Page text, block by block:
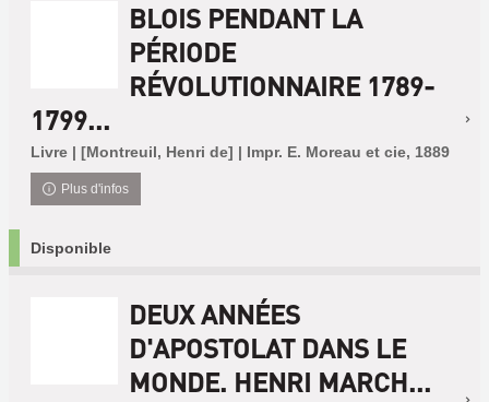
BLOIS PENDANT LA
PÉRIODE
RÉVOLUTIONNAIRE 1789-
1799...
Livre | [Montreuil, Henri de] | Impr. E. Moreau et cie, 1889
Plus d'infos
Disponible
DEUX ANNÉES
D'APOSTOLAT DANS LE
MONDE. HENRI MARCH...